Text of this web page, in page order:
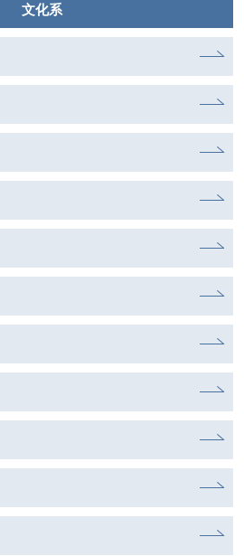
文化系